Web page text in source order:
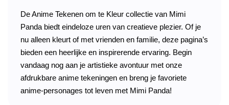
De Anime Tekenen om te Kleur collectie van Mimi
Panda biedt eindeloze uren van creatieve plezier. Of je
nu alleen kleurt of met vrienden en familie, deze pagina’s
bieden een heerlijke en inspirerende ervaring. Begin
vandaag nog aan je artistieke avontuur met onze
afdrukbare anime tekeningen en breng je favoriete
anime-personages tot leven met Mimi Panda!